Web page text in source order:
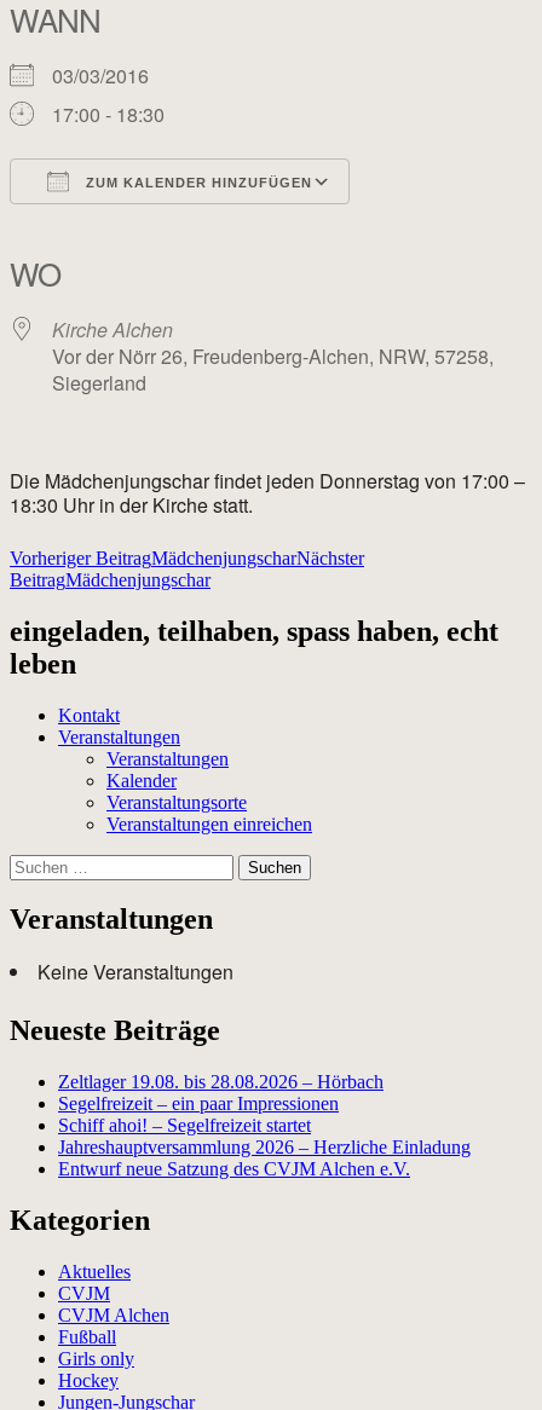
WANN
03/03/2016
17:00 - 18:30
ZUM KALENDER HINZUFÜGEN
WO
Kirche Alchen
Vor der Nörr 26, Freudenberg-Alchen, NRW, 57258,
Siegerland
Die Mädchenjungschar findet jeden Donnerstag von 17:00 –
18:30 Uhr in der Kirche statt.
Beitragsnavigation
Vorheriger BeitragMädchenjungscharNächster
BeitragMädchenjungschar
eingeladen, teilhaben, spass haben, echt
leben
Kontakt
Veranstaltungen
Veranstaltungen
Kalender
Veranstaltungsorte
Veranstaltungen einreichen
Suchen
nach:
Veranstaltungen
Keine Veranstaltungen
Neueste Beiträge
Zeltlager 19.08. bis 28.08.2026 – Hörbach
Segelfreizeit – ein paar Impressionen
Schiff ahoi! – Segelfreizeit startet
Jahreshauptversammlung 2026 – Herzliche Einladung
Entwurf neue Satzung des CVJM Alchen e.V.
Kategorien
Aktuelles
CVJM
CVJM Alchen
Fußball
Girls only
Hockey
Jungen-Jungschar